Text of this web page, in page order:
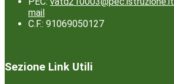
mail
C.F.: 91069050127
Sezione Link Utili